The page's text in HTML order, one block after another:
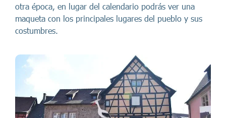
otra época, en lugar del calendario podrás ver una
maqueta con los principales lugares del pueblo y sus
costumbres.